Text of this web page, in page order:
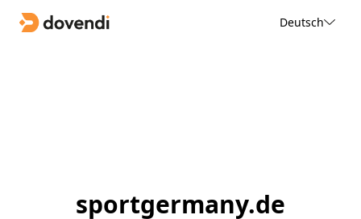
Deutsch
sportgermany.de